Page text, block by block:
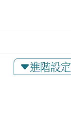
進階設定